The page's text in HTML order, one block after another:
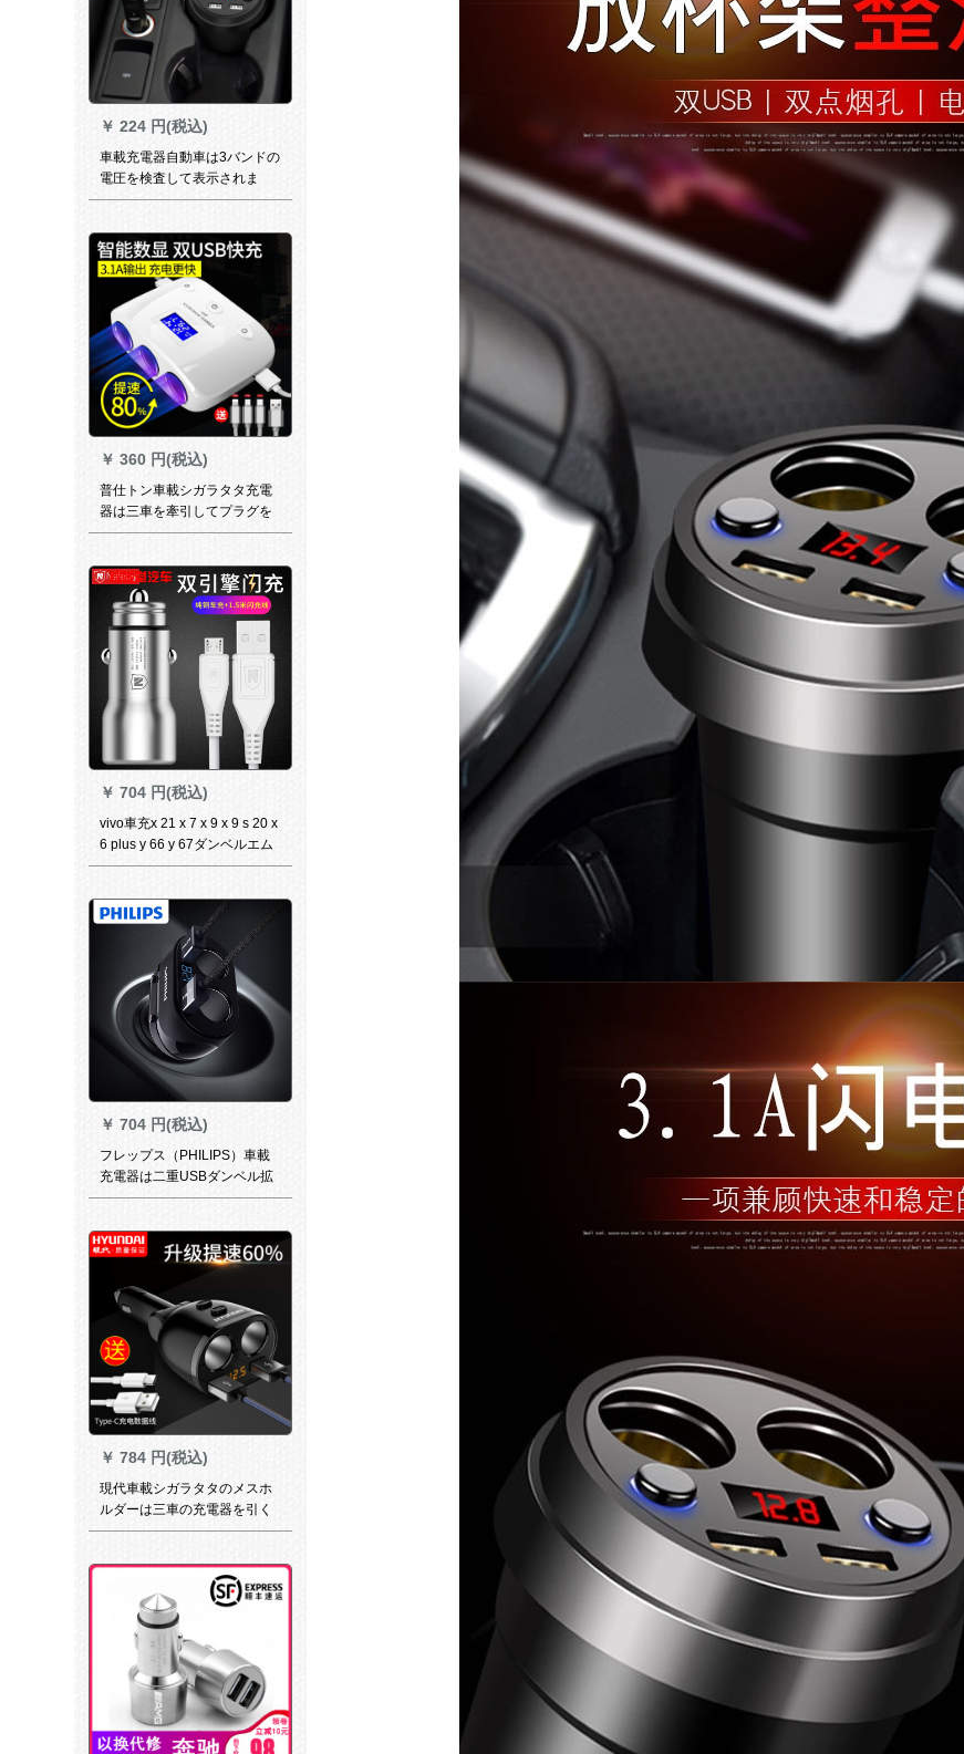
￥ 224 円(税込)
車載充電器自動車は3バンドの
電圧を検査して表示されま
す。多機能車用携帯充電器シ
自動車用品の新車を充電しま
す。
￥ 360 円(税込)
普仕トン車載シガラタタ充電
器は三車を牽引してプラグを
充電します。車内を二バンド
機能コンセント変換器の珠光
白は三電圧と温度監視モデル
【3.1 A快速充電】
￥ 704 円(税込)
vivo車充x 21 x 7 x 9 x 9 s 20 x
6 plus y 66 y 67ダンベルエム
レンジャー汽【純銅】チタ空
￥ 704 円(税込)
フレップス（PHILIPS）車載
充電器は二重USBダンベル拡
张口电圧监视【ダブルUSBダ
牽引します。
￥ 784 円(税込)
現代車載シガラタタのメスホ
ルダーは三車の充電器を引く
とマルチプラグを使って座る
著【TYPEを贈る】